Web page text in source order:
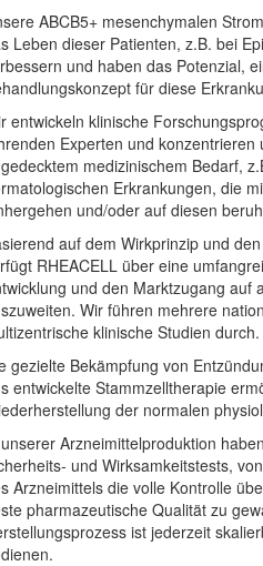
ABCB5+ mesenchymalen
Leben dieser Patienten, z.B. bei
und haben das Potenzial,
für diese
entwickeln klinische
Experten und konzentrieren
medizinischem Bedarf,
Erkrankungen, die
und/oder auf diesen
auf dem Wirkprinzip und
RHEACELL über eine
und den Marktzugang auf
Wir führen mehrere
klinische Studien durch.
gezielte Bekämpfung von
entwickelte Stammzelltherapie
der normalen
Arzneimittelproduktion
und Wirksamkeitstests,
Arzneimittels die volle Kontrolle
pharmazeutische Qualität zu
ist jederzeit